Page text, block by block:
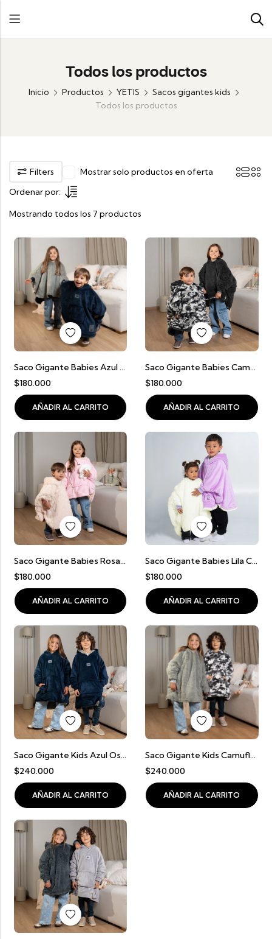
Todos los productos
Inicio Productos YETIS
Sacos gigantes kids
Todos los productos
Filters
Mostrar solo productos en oferta
Ordenar por:
Mostrando todos los 7 productos
Saco Gigante Babies Azul Oscuro Con Gris Claro (2 A 5 Años)
$180.000
AÑADIR AL CARRITO
Saco Gigante Babies Camuflado Con Negro (2 A 5 Años)
$180.000
AÑADIR AL CARRITO
Saco Gigante Babies Rosado Con Beige (2 A 5 Años)
$180.000
AÑADIR AL CARRITO
Saco Gigante Babies Lila Con Beige
$180.000
AÑADIR AL CARRITO
Saco Gigante Kids Azul Oscuro Con Gris (6 A 12 Años)
$240.000
AÑADIR AL CARRITO
Saco Gigante Kids Camuflado Con Gris Claro (6 A 12 Años)
$240.000
AÑADIR AL CARRITO